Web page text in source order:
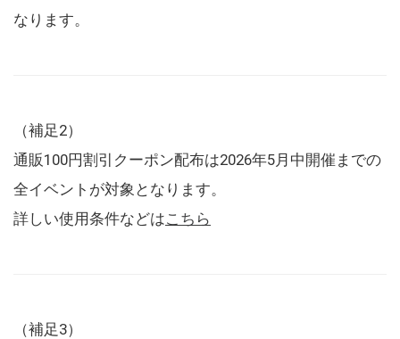
なります。
（補足2）
通販100円割引クーポン配布は2026年5月中開催までの
全イベントが対象となります。
詳しい使用条件などはこちら
（補足3）